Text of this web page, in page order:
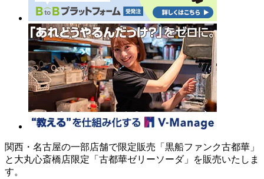
関西・名古屋の一部店舗で限定販売「黒船ファンク古都華」
と大丸心斎橋店限定「古都華ゼリーソーダ」を販売いたしま
す。